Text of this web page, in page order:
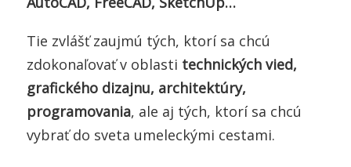
Tie zvlášť zaujmú tých, ktorí sa chcú
zdokonaľovať v oblasti technických vied,
grafického dizajnu, architektúry,
programovania, ale aj tých, ktorí sa chcú
vybrať do sveta umeleckými cestami.